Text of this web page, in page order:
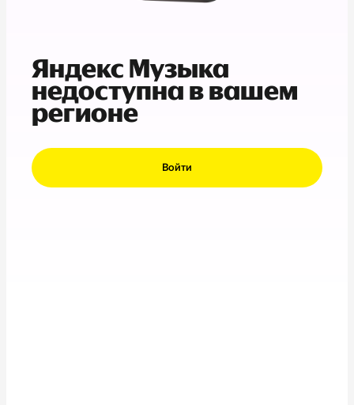
Яндекс Музыка
недоступна в вашем
регионе
Войти